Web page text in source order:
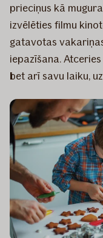
prieciņus kā
izvēlēties filmu
gatavotas
iepazīšana.
bet arī savu laiku,